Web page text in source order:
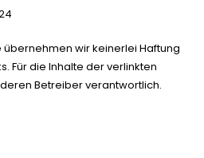
wir keinerlei Haftung
Für die Inhalte der verlinkten
Betreiber verantwortlich.